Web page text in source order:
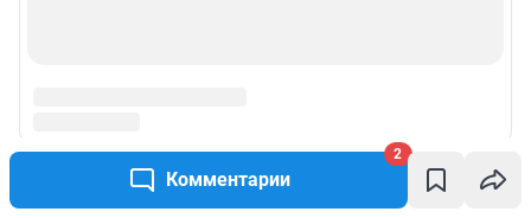
Комментарии
2